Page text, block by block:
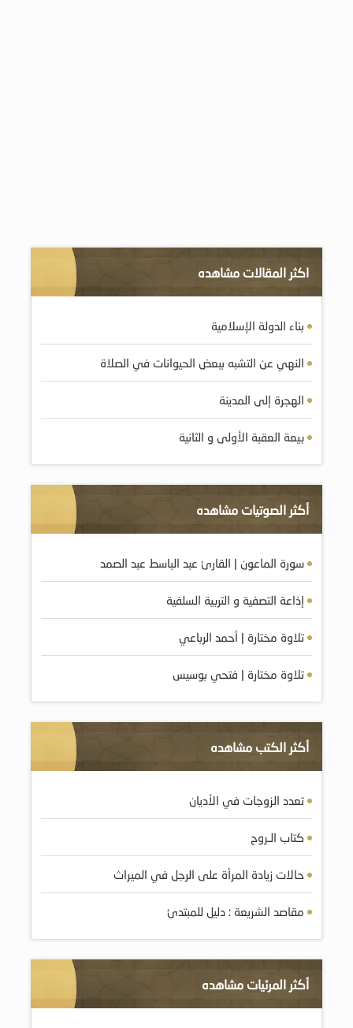
اكثر المقالات مشاهده
بناء الدولة الإسلامية
النهي عن التشبه ببعض الحيوانات في الصلاة
الهجرة إلى المدينة
بيعة العقبة الأولى و الثانية
أكثر الصوتيات مشاهده
سورة الماعون | القارئ عبد الباسط عبد الصمد
إذاعة التصفية و التربية السلفية
تلاوة مختارة | أحمد الرباعي
تلاوة مختارة | فتحي بوسيس
أكثر الكتب مشاهده
تعدد الزوجات في الأديان
كتاب الـروح
حالات زيادة المرأة على الرجل في الميراث
مقاصد الشريعة : دليل للمبتدئ
أكثر المرئيات مشاهده